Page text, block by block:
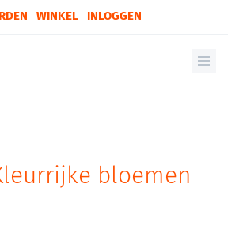
WINKEL INLOGGEN
bloemen